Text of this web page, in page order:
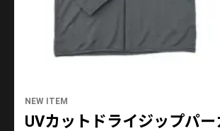
NEW ITEM
UVカットドライジップパー